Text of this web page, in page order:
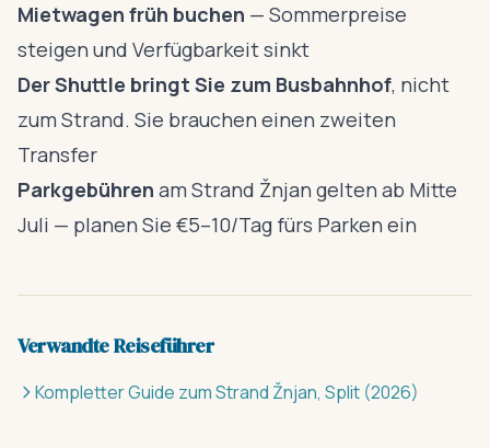
Mietwagen früh buchen — Sommerpreise
steigen und Verfügbarkeit sinkt
Der Shuttle bringt Sie zum Busbahnhof, nicht
zum Strand. Sie brauchen einen zweiten
Transfer
Parkgebühren am Strand Žnjan gelten ab Mitte
Juli — planen Sie €5–10/Tag fürs Parken ein
Verwandte Reiseführer
Kompletter Guide zum Strand Žnjan, Split (2026)